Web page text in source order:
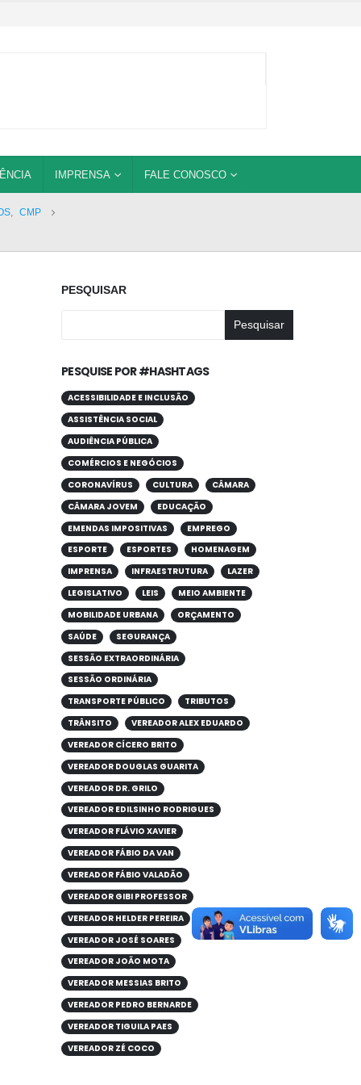
IMPRENSA FALE CONOSCO
, CMP
PESQUISAR
Pesquisar
PESQUISE POR #HASHTAGS
ACESSIBILIDADE E INCLUSÃO
ASSISTÊNCIA SOCIAL
AUDIÊNCIA PÚBLICA
COMÉRCIOS E NEGÓCIOS
CORONAVÍRUS
CULTURA
CÂMARA
CÂMARA JOVEM
EDUCAÇÃO
EMENDAS IMPOSITIVAS
EMPREGO
ESPORTE
ESPORTES
HOMENAGEM
IMPRENSA
INFRAESTRUTURA
LAZER
LEGISLATIVO
LEIS
MEIO AMBIENTE
MOBILIDADE URBANA
ORÇAMENTO
SAÚDE
SEGURANÇA
SESSÃO EXTRAORDINÁRIA
SESSÃO ORDINÁRIA
TRANSPORTE PÚBLICO
TRIBUTOS
TRÂNSITO
VEREADOR ALEX EDUARDO
VEREADOR CÍCERO BRITO
VEREADOR DOUGLAS GUARITA
VEREADOR DR. GRILO
VEREADOR EDILSINHO RODRIGUES
VEREADOR FLÁVIO XAVIER
VEREADOR FÁBIO DA VAN
VEREADOR FÁBIO VALADÃO
VEREADOR GIBI PROFESSOR
VEREADOR HELDER PEREIRA
VEREADOR JOSÉ SOARES
VEREADOR JOÃO MOTA
VEREADOR MESSIAS BRITO
VEREADOR PEDRO BERNARDE
VEREADOR TIGUILA PAES
VEREADOR ZÉ COCO